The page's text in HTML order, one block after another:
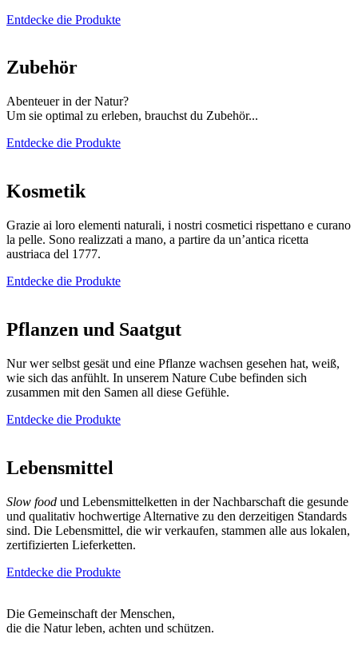
Entdecke die Produkte
Zubehör
Abenteuer in der Natur?
Um sie optimal zu erleben, brauchst du Zubehör...
Entdecke die Produkte
Kosmetik
Grazie ai loro elementi naturali, i nostri cosmetici rispettano e curano
la pelle. Sono realizzati a mano, a partire da un’antica ricetta
austriaca del 1777.
Entdecke die Produkte
Pflanzen und Saatgut
Nur wer selbst gesät und eine Pflanze wachsen gesehen hat, weiß,
wie sich das anfühlt. In unserem Nature Cube befinden sich
zusammen mit den Samen all diese Gefühle.
Entdecke die Produkte
Lebensmittel
Slow food und Lebensmittelketten in der Nachbarschaft die gesunde
und qualitativ hochwertige Alternative zu den derzeitigen Standards
sind. Die Lebensmittel, die wir verkaufen, stammen alle aus lokalen,
zertifizierten Lieferketten.
Entdecke die Produkte
Die Gemeinschaft der Menschen,
die die Natur leben, achten und schützen.